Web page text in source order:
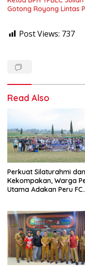
Gotong Royong Lintas
Post Views: 737
Read Also
Perkuat Silaturahmi dan
Kekompakan, Warga
Utama Adakan Peru FC